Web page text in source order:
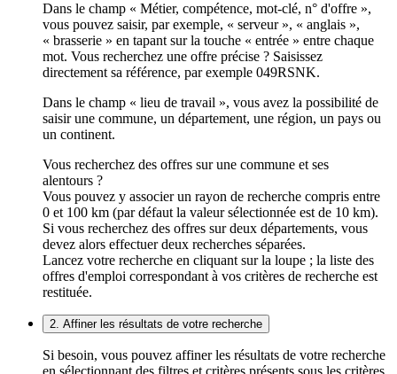
Dans le champ « Métier, compétence, mot-clé, n° d'offre »,
vous pouvez saisir, par exemple, « serveur », « anglais »,
« brasserie » en tapant sur la touche « entrée » entre chaque
mot. Vous recherchez une offre précise ? Saisissez
directement sa référence, par exemple 049RSNK.
Dans le champ « lieu de travail », vous avez la possibilité de
saisir une commune, un département, une région, un pays ou
un continent.
Vous recherchez des offres sur une commune et ses
alentours ?
Vous pouvez y associer un rayon de recherche compris entre
0 et 100 km (par défaut la valeur sélectionnée est de 10 km).
Si vous recherchez des offres sur deux départements, vous
devez alors effectuer deux recherches séparées.
Lancez votre recherche en cliquant sur la loupe ; la liste des
offres d'emploi correspondant à vos critères de recherche est
restituée.
2. Affiner les résultats de votre recherche
Si besoin, vous pouvez affiner les résultats de votre recherche